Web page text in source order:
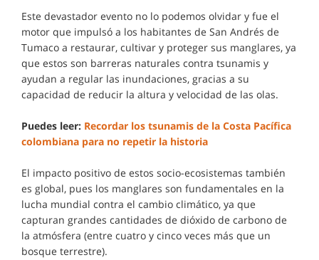
Este devastador evento no lo podemos olvidar y fue el
motor que impulsó a los habitantes de San Andrés de
Tumaco a restaurar, cultivar y proteger sus manglares, ya
que estos son barreras naturales contra tsunamis y
ayudan a regular las inundaciones, gracias a su
capacidad de reducir la altura y velocidad de las olas.
Puedes leer: Recordar los tsunamis de la Costa Pacífica
colombiana para no repetir la historia
El impacto positivo de estos socio-ecosistemas también
es global, pues los manglares son fundamentales en la
lucha mundial contra el cambio climático, ya que
capturan grandes cantidades de dióxido de carbono de
la atmósfera (entre cuatro y cinco veces más que un
bosque terrestre).